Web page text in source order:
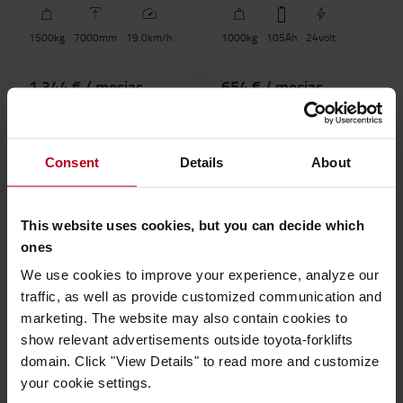
Consent Details About
This website uses cookies, but you can decide which
ones
We use cookies to improve your experience, analyze our
traffic, as well as provide customized communication and
marketing. The website may also contain cookies to
show relevant advertisements outside toyota-forklifts
domain. Click "View Details" to read more and customize
your cookie settings.
1500kg 7000mm 19.0km/h
1 344 € / mesiac
1000kg 105Ah 24volt
654 € / mesiac
PRENAJAŤ ONLINE
OME100N
BT Optio 1.0 t stredný
zdvih so zdvíhacou
vidlicou